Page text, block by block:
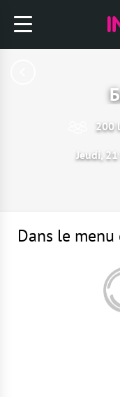
200
Jeudi,
Dans le